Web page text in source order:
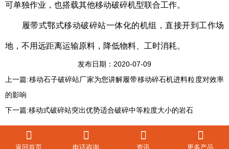
可单独作业，也搭载其他移动破碎机型联合工作。
履带式鄂式移动破碎站一体化的机组，直接开到工作场
地，不用远距离运输原料，降低物料、工时消耗。
发布日期：2020-07-09
上一篇:移动石子破碎站厂家为您讲解履带移动碎石机进料粒度对效率
的影响
下一篇:移动式破碎站突出优势适合破碎中等粒度大小的岩石
返回首页 电话咨询 资讯 更多产品